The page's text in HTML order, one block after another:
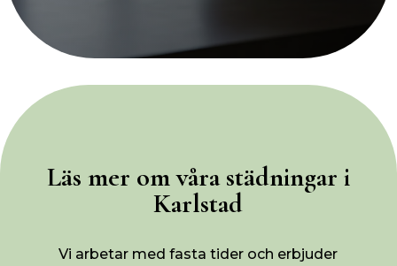
Läs mer om våra städningar i
Karlstad
Vi arbetar med fasta tider och erbjuder